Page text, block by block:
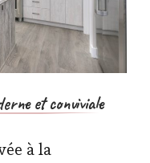
et conviviale
à la